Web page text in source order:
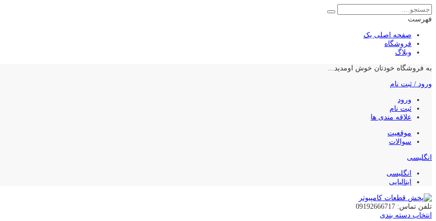
فهرست
صفحه اصلی یک
فروشگاه
وبلاگ
به فروشگاه خودتان خوش اومدید...
ورود / ثبت نام
ورود
ثبت نام
علاقه مندی ها
موقعیت
سوالات
انگلیسی
انگلیسی
ایتالیایی
تلفن تماس: 09192666717
انتخاب دسته بندی